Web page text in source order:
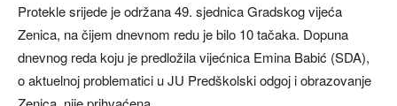
Protekle srijede je održana 49. sjednica Gradskog vijeća
Zenica, na čijem dnevnom redu je bilo 10 tačaka. Dopuna
dnevnog reda koju je predložila vijećnica Emina Babić (SDA),
o aktuelnoj problematici u JU Predškolski odgoj i obrazovanje